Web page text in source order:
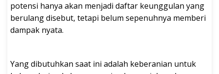
potensi hanya akan menjadi daftar keunggulan yang
berulang disebut, tetapi belum sepenuhnya memberi
dampak nyata.
Yang dibutuhkan saat ini adalah keberanian untuk